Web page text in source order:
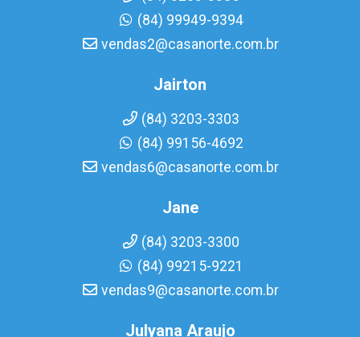
(84) 99949-9394
vendas2@casanorte.com.br
Jairton
(84) 3203-3303
(84) 99156-4692
vendas6@casanorte.com.br
Jane
(84) 3203-3300
(84) 99215-9221
vendas9@casanorte.com.br
Julyana Araujo